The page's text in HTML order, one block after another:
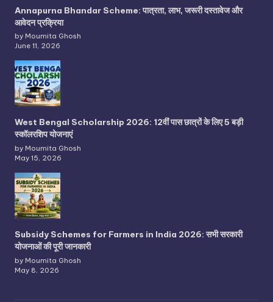
Annapurna Bhandar Scheme: पात्रता, लाभ, जरूरी दस्तावेज और
आवेदन प्रक्रिया
by Moumita Ghosh
June 11, 2026
West Bengal Scholarship 2026: 12वीं पास छात्रों के लिए 5 बड़ी
स्कॉलरशिप योजनाएं
by Moumita Ghosh
May 15, 2026
Subsidy Schemes for Farmers in India 2026: सभी सरकारी
योजनाओं की पूरी जानकारी
by Moumita Ghosh
May 8, 2026